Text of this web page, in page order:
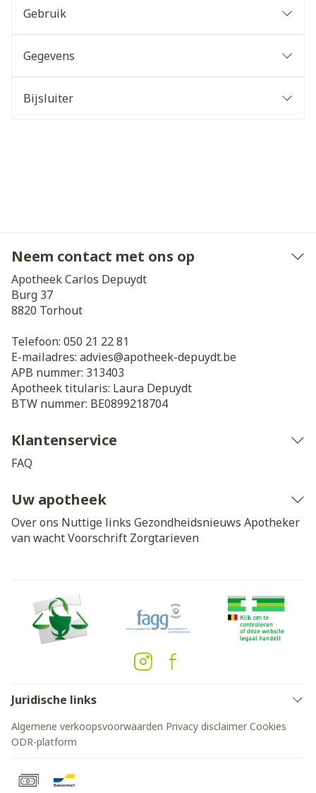
Gebruik
Gegevens
Bijsluiter
Neem contact met ons op
Apotheek Carlos Depuydt
Burg 37
8820 Torhout
Telefoon: 050 21 22 81
E-mailadres: advies@apotheek-depuydt.be
APB nummer: 313403
Apotheek titularis: Laura Depuydt
BTW nummer: BE0899218704
Klantenservice
FAQ
Uw apotheek
Over ons Nuttige links Gezondheidsnieuws Apotheker
van wachtVoorschrift Zorgtarieven
Juridische links
Algemene verkoopsvoorwaarden Privacy disclaimer Cookies
ODR-platform